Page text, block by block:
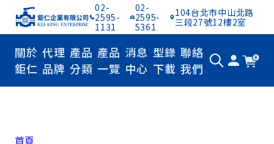
02-
2595-
1131
02-
2595-
5361
104台北市中山北路
三段27號12樓2室
關於
鉅仁
代理
品牌
產品
分類
產品
一覽
消息
中心
型錄
下載
聯絡
我們
首頁